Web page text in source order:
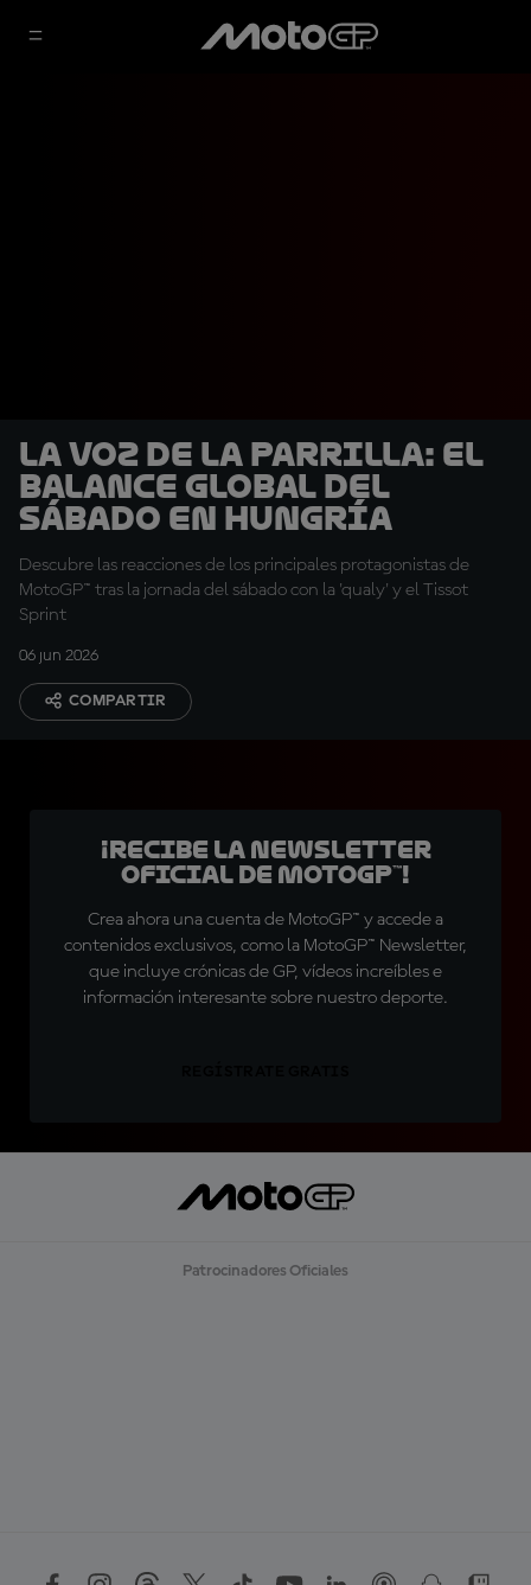
La voz de la parrilla: El
balance global del
sábado en Hungría
Descubre las reacciones de los principales protagonistas de
MotoGP™ tras la jornada del sábado con la 'qualy' y el Tissot
Sprint
06 jun 2026
COMPARTIR
¡Recibe la Newsletter
oficial de MotoGP™!
Crea ahora una cuenta de MotoGP™ y accede a
contenidos exclusivos, como la MotoGP™ Newsletter,
que incluye crónicas de GP, vídeos increíbles e
información interesante sobre nuestro deporte.
Patrocinadores Oficiales